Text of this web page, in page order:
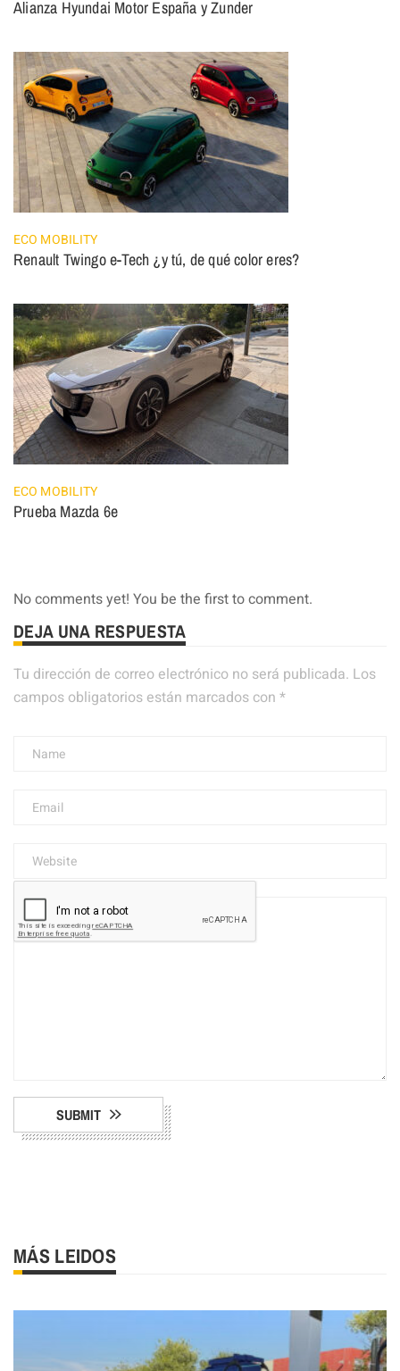
Alianza Hyundai Motor España y Zunder
ECO MOBILITY
Renault Twingo e-Tech ¿y tú, de qué color eres?
ECO MOBILITY
Prueba Mazda 6e
No comments yet! You be the first to comment.
DEJA UNA RESPUESTA
Tu dirección de correo electrónico no será publicada. Los
campos obligatorios están marcados con *
SUBMIT
MÁS LEIDOS